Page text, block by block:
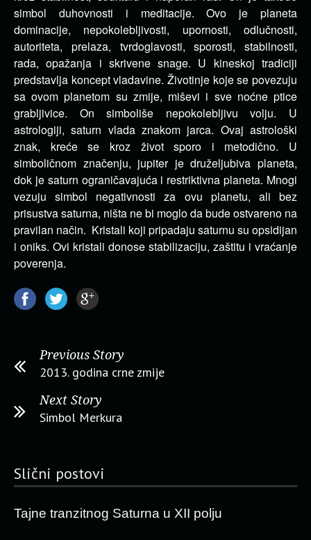
simbol duhovnosti i meditacije. Ovo je planeta
dominacije, nepokolebljivosti, upornosti, odlučnosti,
autoriteta, prelaza, tvrdoglavosti, sporosti, stabilnosti,
rada, opažanja i skrivene snage. U kineskoj tradiciji
predstavlja koncept vladavine. Životinje koje se povezuju
sa ovom planetom su zmije, miševi i sve noćne ptice
grabljivice. On simboliše nepokolebljivu volju. U
astrologiji, saturn vlada znakom jarca. Ovaj astrološki
znak, kreće se kroz život sporo i metodično. U
simboličnom značenju, jupiter je druželjubiva planeta,
dok je saturn ograničavajuća i restriktivna planeta. Mnogi
vezuju simbol negativnosti za ovu planetu, ali bez
prisustva saturna, ništa ne bi moglo da bude ostvareno na
pravilan način. Kristali koji pripadaju saturnu su opsidijan
i oniks. Ovi kristali donose stabilizaciju, zaštitu i vraćanje
poverenja.
Previous Story
2013. godina crne zmije
Next Story
Simbol Merkura
Slični postovi
Tajne tranzitnog Saturna u XII polju